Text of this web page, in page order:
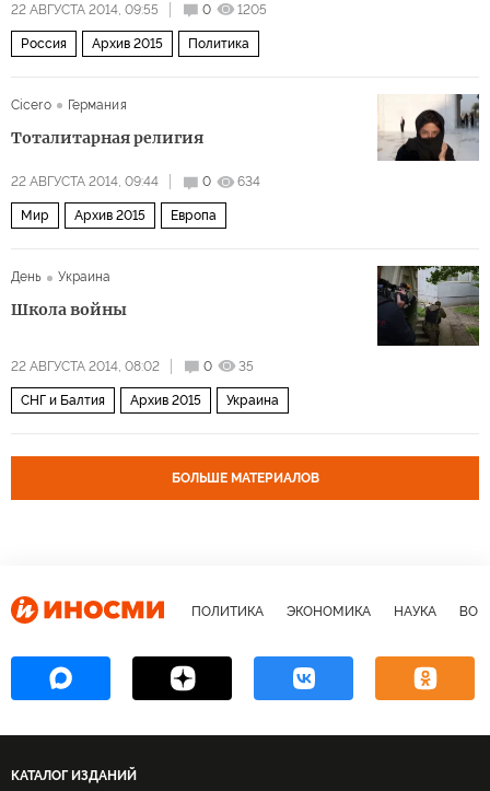
22 АВГУСТА 2014, 09:55 0 1205
Россия Архив 2015 Политика
Cicero Германия
Тоталитарная религия
22 АВГУСТА 2014, 09:44 0 634
Мир Архив 2015 Европа
День Украина
Школа войны
22 АВГУСТА 2014, 08:02 0 35
СНГ и Балтия Архив 2015 Украина
БОЛЬШЕ МАТЕРИАЛОВ
ПОЛИТИКА ЭКОНОМИКА НАУКА
КАТАЛОГ ИЗДАНИЙ